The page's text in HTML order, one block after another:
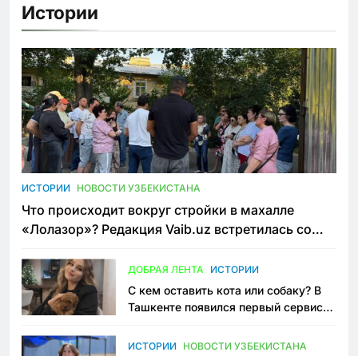
Истории
ИСТОРИИ НОВОСТИ УЗБЕКИСТАНА
Что происходит вокруг стройки в махалле
«Лолазор»? Редакция Vaib.uz встретилась со
ДОБРАЯ ЛЕНТА ИСТОРИИ
С кем оставить кота или собаку? В
Ташкенте появился первый сервис
ИСТОРИИ НОВОСТИ УЗБЕКИСТАНА